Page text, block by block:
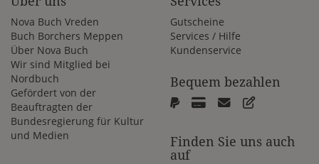
Nova Buch Vreden
Buch Borchers Meppen
Über Nova Buch
Wir sind Mitglied bei
Nordbuch
Gefördert von der
Beauftragten der
Bundesregierung für Kultur
und Medien
Gutscheine
Services / Hilfe
Kundenservice
Bequem bezahlen
Finden Sie uns auch
auf